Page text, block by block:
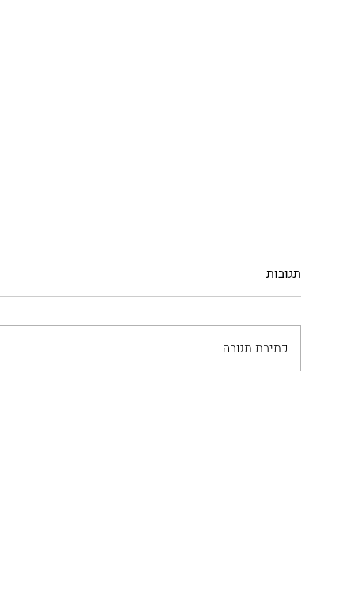
תגובות
כתיבת תגובה...